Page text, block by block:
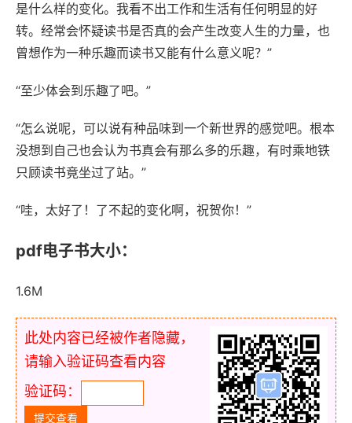
是什么样的变化。我看不出工作和生活有任何明显的好
转。经常会怀疑读书是否真的会产生改变人生的力量，也
曾想作为一种乐趣而读书又能有什么意义呢？”
“至少体会到乐趣了吧。”
“怎么说呢，可以说有种品味到一个新世界的感觉吧。根本
没想到自己也会认为书真会有那么多的乐趣，有时乘地铁
只顾读书竟坐过了站。”
“哇，太好了！了不起的变化啊，祝贺你！”
pdf电子书大小：
1.6M
此处内容已经被作者隐藏，
请输入验证码查看内容
验证码：